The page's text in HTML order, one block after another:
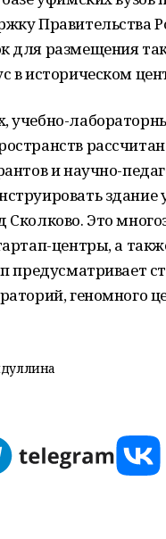
Правительства
для размещения
в историческом
учебно-
и научно-
здание
Это
центры, а
предусматривает
геномного